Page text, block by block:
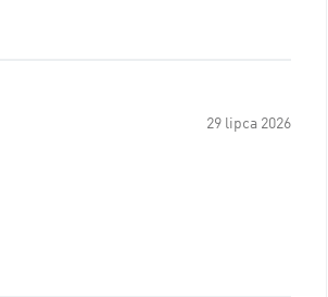
29 lipca 2026